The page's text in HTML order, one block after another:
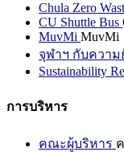
Chula Zero
CU Shuttle Bus
MuvMi MuvMi
จุฬาฯ กับความ
Sustainability
การบริหาร
คณะผู้บริหาร